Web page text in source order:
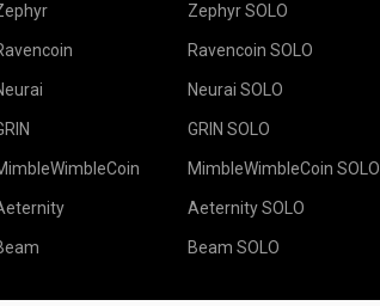
Zephyr SOLO
Ravencoin SOLO
Neurai SOLO
GRIN SOLO
MimbleWimbleCoin SOLO
Aeternity SOLO
Beam SOLO